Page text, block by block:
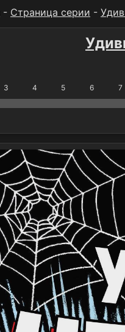
- Страница серии -
3 4 5 6 7